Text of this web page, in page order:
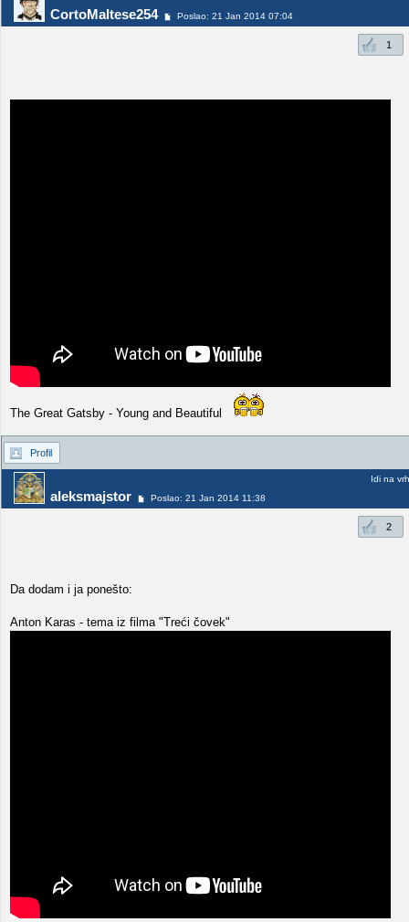
CortoMaltese254 Poslao: 21 Jan 2014 07:04
1
The Great Gatsby - Young and Beautiful
Profil
aleksmajstor Poslao: 21 Jan 2014 11:38
Idi na vrh
2
Da dodam i ja ponešto:
Anton Karas - tema iz filma "Treći čovek"